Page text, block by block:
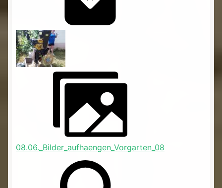
08.06._Bilder_aufhaengen_Vorgarten_08